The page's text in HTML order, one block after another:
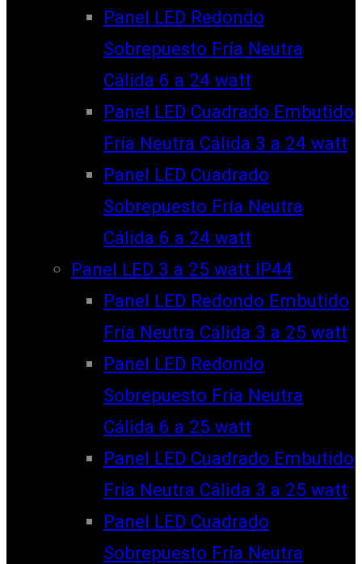
Panel LED Redondo
Sobrepuesto Fría Neutra
Cálida 6 a 24 watt
Panel LED Cuadrado Embutido
Fría Neutra Cálida 3 a 24 watt
Panel LED Cuadrado
Sobrepuesto Fría Neutra
Cálida 6 a 24 watt
Panel LED 3 a 25 watt IP44
Panel LED Redondo Embutido
Fría Neutra Cálida 3 a 25 watt
Panel LED Redondo
Sobrepuesto Fría Neutra
Cálida 6 a 25 watt
Panel LED Cuadrado Embutido
Fría Neutra Cálida 3 a 25 watt
Panel LED Cuadrado
Sobrepuesto Fría Neutra